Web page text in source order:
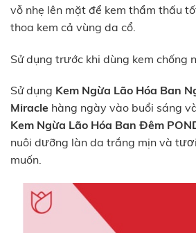
vỗ nhẹ lên mặt để kem thẩm thấu
thoa kem cả vùng da cổ.
Sử dụng trước khi dùng kem chống
Sử dụng Kem Ngừa Lão Hóa Ban
Miracle hàng ngày vào buổi sáng
Kem Ngừa Lão Hóa Ban Đêm
nuôi dưỡng làn da trắng mịn và
muốn.